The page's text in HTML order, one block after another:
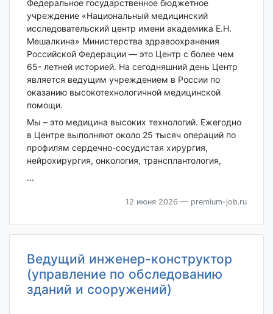
Федеральное государственное бюджетное
учреждение «Национальный медицинский
исследовательский центр имени академика Е.Н.
Мешалкина» Министерства здравоохранения
Российской Федерации — это Центр с более чем
65- летней историей. На сегодняшний день Центр
является ведущим учреждением в России по
оказанию высокотехнологичной медицинской
помощи.
Мы – это медицина высоких технологий. Ежегодно
в Центре выполняют около 25 тысяч операций по
профилям сердечно-сосудистая хирургия,
нейрохирургия, онкология, трансплантология,
...
12 июня 2026 — premium-job.ru
Ведущий инженер-конструктор
(управление по обследованию
зданий и сооружений)